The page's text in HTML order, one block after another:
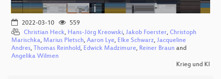
2022-03-10
559
Christian Heck, Hans-Jörg Kreowski, Jakob Foerster, Christoph
Marischka, Marius Pletsch, Aaron Lye, Elke Schwarz, Jacqueline
Andres, Thomas Reinhold, Edwick Madzimure, Reiner Braun and
Angelika Wilmen
Krieg und KI